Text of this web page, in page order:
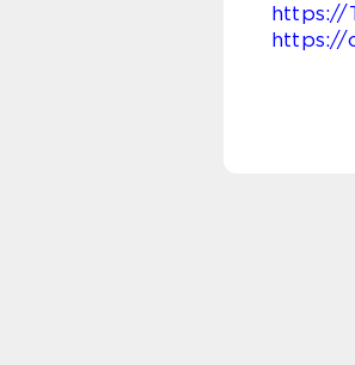
https://
https://